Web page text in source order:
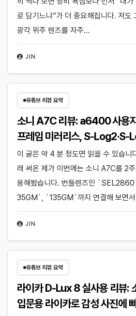
JIN
로 담기느냐”가 더 중요해집니다. 저도
광각 위주 렌즈를 자주…
유튜브 리뷰 요약
소니 A7C 리뷰: a6400 사용
프레임 미러리스, S-Log2·S-
JIN
이 글은 약 4 분 정도면 읽을 수 있습
래 써온 제가 이번에는 소니 A7C를 2
용해봤습니다. 번들렌즈인
35GM`, `135GM`까지 연결해 보면
유튜브 리뷰 요약
라이카 D-Lux 8 실사용 리뷰:
입문용 라이카로 감성 사진에